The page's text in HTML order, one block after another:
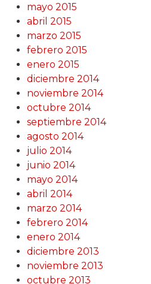
mayo 2015
abril 2015
marzo 2015
febrero 2015
enero 2015
diciembre 2014
noviembre 2014
octubre 2014
septiembre 2014
agosto 2014
julio 2014
junio 2014
mayo 2014
abril 2014
marzo 2014
febrero 2014
enero 2014
diciembre 2013
noviembre 2013
octubre 2013